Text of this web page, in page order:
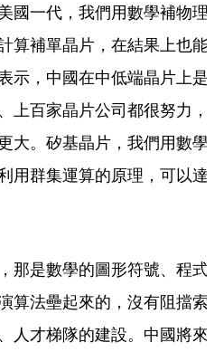
國一代，我們用數學補物理
算補單晶片，在結果上也能
示，中國在中低端晶片上是
上百家晶片公司都很努力，
大。矽基晶片，我們用數學
用群集運算的原理，可以達
那是數學的圖形符號、程式
算法壘起來的，沒有阻擋索
人才梯隊的建設。中國將來